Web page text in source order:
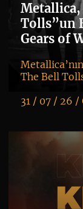
Metallica,
Tolls”un
Gears of
The Bell
31 / 07 / 26 /